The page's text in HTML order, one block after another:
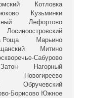
Котловка
Кузьминки
Лефортово
Лосиноостровский
Роща
Марьино
Митино
Сабурово
Нагорный
Новогиреево
Обручевский
Борисово Южное